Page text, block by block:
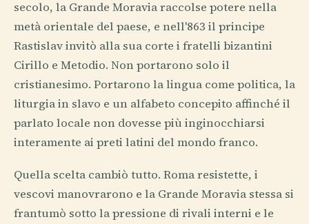
secolo, la Grande Moravia raccolse potere nella
metà orientale del paese, e nell'863 il principe
Rastislav invitò alla sua corte i fratelli bizantini
Cirillo e Metodio. Non portarono solo il
cristianesimo. Portarono la lingua come politica, la
liturgia in slavo e un alfabeto concepito affinché il
parlato locale non dovesse più inginocchiarsi
interamente ai preti latini del mondo franco.
Quella scelta cambiò tutto. Roma resistette, i
vescovi manovrarono e la Grande Moravia stessa si
frantumò sotto la pressione di rivali interni e le